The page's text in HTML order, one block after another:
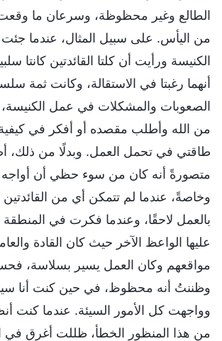
الطالع وغير محظوظة، وسرعان ما
من اليأس. على سبيل المثال، عندما
الكنيسة ورأيت أن كلتا القائدتين كانتا
أنهما رغبتا في الاستقالة، وكانت ثمة
الصعوبات والمشكلات في عمل الكنيسة،
من الله وأطلب مقصده أو أفكر في
طاقتي في تحمل العمل. وبدلًا من ذلك،
متصورةً أنه كان من سوء حظي أن أواجه
وخاصةً، عندما لم تتمكن أي من القائدتين
بالعمل لاحقًا، وعندما فكرت في
عليها الواعظ الآخر حيث كان القادة
مواقعهم وكان العمل يسير بسلاسة،
وظننتُ أنه محظوظ، في حين كنت أنا
وواجهت كل الأمور السيئة. عندما كنت
من هذا المنظور الخطأ، ظللت أغرق في